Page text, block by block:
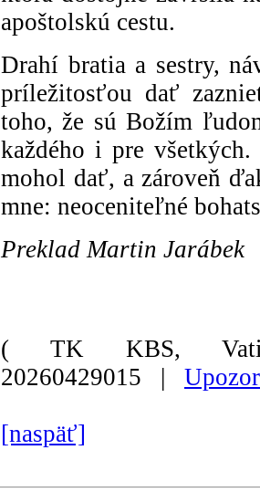
apoštolskú cestu.
Drahí bratia a sestry,
príležitosťou dať
toho, že sú Božím
každého i pre
mohol dať, a zároveň
mne: neoceniteľné
Preklad Martin Jarábek
( TK KBS,
20260429015 |
[naspäť]